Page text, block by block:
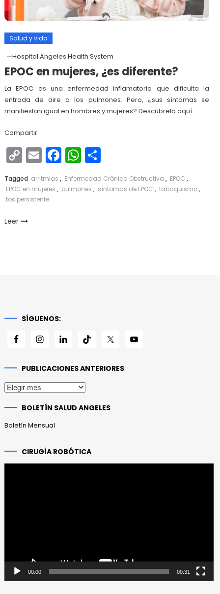
Salud y vida
Hospital Angeles Health System
EPOC en mujeres, ¿es diferente?
La EPOC es una enfermedad inflamatoria que dificulta la
entrada de aire a los pulmones. Pero, ¿sus síntomas se
manifiestan igual en hombres y mujeres? Descúbrelo aquí.
Compartir:
Copy
Link
EmailFacebook
WhatsApp
Compartir
Tagged arritmias , Enfermedad Crónica Obstructiva , EPOC ,
EPOC en mujeres , pulmones , síntomas de EPOC , tabaquismo,
tos persistente
Leer
SÍGUENOS:
PUBLICACIONES ANTERIORES
Publicaciones
BOLETÍN SALUD ANGELES
Boletín Mensual
CIRUGÍA ROBÓTICA
00:00 00:31